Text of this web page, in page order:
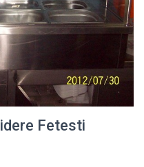
Fetesti